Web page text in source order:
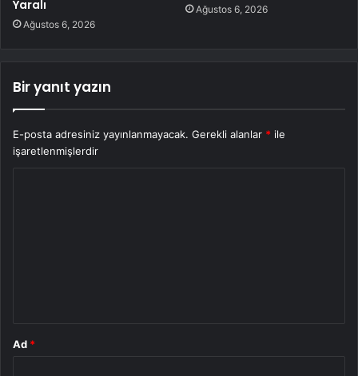
Yaralı
Ağustos 6, 2026
Ağustos 6, 2026
Bir yanıt yazın
E-posta adresiniz yayınlanmayacak. Gerekli alanlar * ile
işaretlenmişlerdir
Ad *